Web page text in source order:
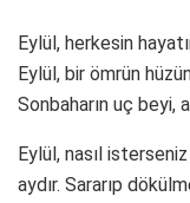
Eylül, herkesin
Eylül, bir ömrün
Sonbaharın uç beyi,
Eylül, nasıl
aydır. Sararıp